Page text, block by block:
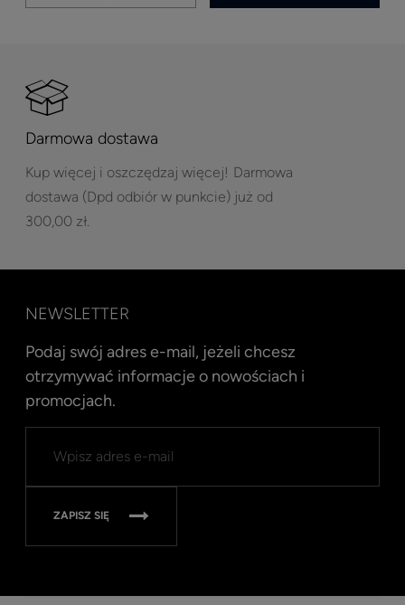
Darmowa dostawa
Kup więcej i oszczędzaj więcej! Darmowa
dostawa (Dpd odbiór w punkcie) już od
300,00 zł.
NEWSLETTER
Podaj swój adres e-mail, jeżeli chcesz
otrzymywać informacje o nowościach i
promocjach.
ZAPISZ SIĘ